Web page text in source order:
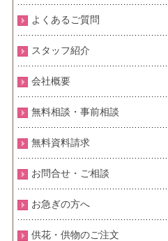
よくあるご質問
スタッフ紹介
会社概要
無料相談・事前相談
無料資料請求
お問合せ・ご相談
お急ぎの方へ
供花・供物のご注文